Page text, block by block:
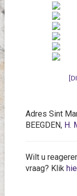
Adres Sint
BEEGDEN, H.
Wilt u
vraag? Klik